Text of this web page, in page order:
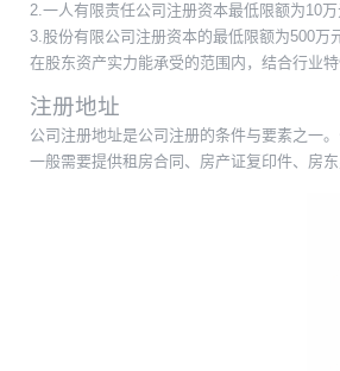
2.一人有限责任公司注册资本最低限额为10
3.股份有限公司注册资本的最低限额为500
在股东资产实力能承受的范围内，结合行业
注册地址
公司注册地址是公司注册的条件与要素之一
一般需要提供租房合同、房产证复印件、房